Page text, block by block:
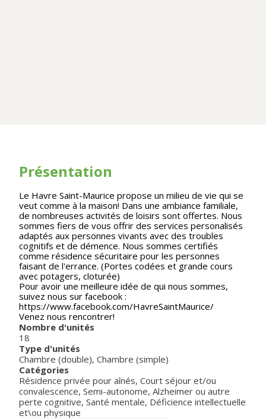
Présentation
Le Havre Saint-Maurice propose un milieu de vie qui se
veut comme à la maison! Dans une ambiance familiale,
de nombreuses activités de loisirs sont offertes. Nous
sommes fiers de vous offrir des services personalisés
adaptés aux personnes vivants avec des troubles
cognitifs et de démence. Nous sommes certifiés
comme résidence sécuritaire pour les personnes
faisant de l'errance. (Portes codées et grande cours
avec potagers, cloturée)
Pour avoir une meilleure idée de qui nous sommes,
suivez nous sur facebook :
https://www.facebook.com/HavreSaintMaurice/
Venez nous rencontrer!
Nombre d'unités
18
Type d'unités
Chambre (double), Chambre (simple)
Catégories
Résidence privée pour aînés, Court séjour et/ou
convalescence, Semi-autonome, Alzheimer ou autre
perte cognitive, Santé mentale, Déficience intellectuelle
et\ou physique